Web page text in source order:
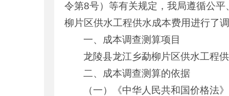
令第8号）等有关规定，我局遵循公
柳片区供水工程供水成本费用进行了
一、成本调查测算项目
龙陵县龙江乡勐柳片区供水工程
二、成本调查测算的依据
（一）《中华人民共和国价格法